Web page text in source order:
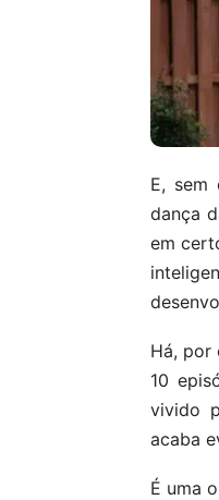
E, sem
dança
em
Há, por
10
vivido
acaba
É uma